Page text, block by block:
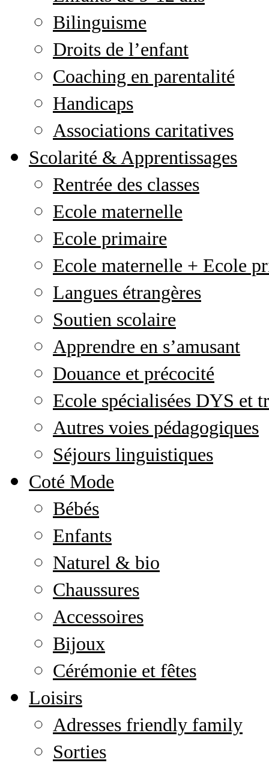
Bilinguisme
Droits de l’enfant
Coaching en parentalité
Handicaps
Associations caritatives
Scolarité & Apprentissages
Rentrée des classes
Ecole maternelle
Ecole primaire
Ecole maternelle + Ecole
Langues étrangères
Soutien scolaire
Apprendre en s’amusant
Douance et précocité
Ecole spécialisées DYS et
Autres voies pédagogiques
Séjours linguistiques
Coté Mode
Bébés
Enfants
Naturel & bio
Chaussures
Accessoires
Bijoux
Cérémonie et fêtes
Loisirs
Adresses friendly family
Sorties